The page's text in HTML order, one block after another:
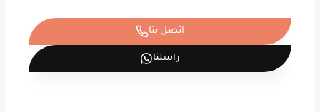
اتصل بنا
راسلنا